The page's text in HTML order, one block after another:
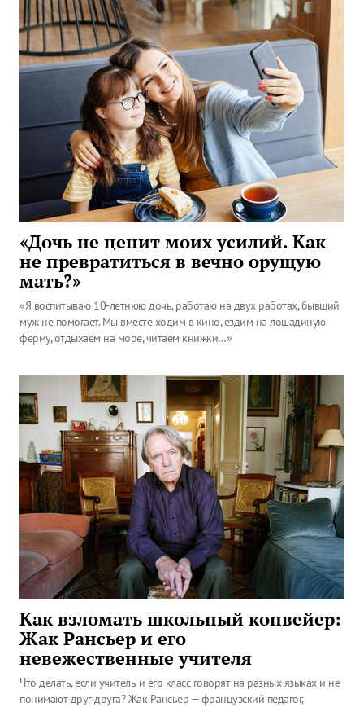
«Дочь не ценит моих усилий. Как
не превратиться в вечно орущую
мать?»
«Я воспитываю 10-летнюю дочь, работаю на двух работах, бывший
муж не помогает. Мы вместе ходим в кино, ездим на лошадиную
ферму, отдыхаем на море, читаем книжки…»
Как взломать школьный конвейер:
Жак Рансьер и его
невежественные учителя
Что делать, если учитель и его класс говорят на разных языках и не
понимают друг друга? Жак Рансьер — французский педагог,